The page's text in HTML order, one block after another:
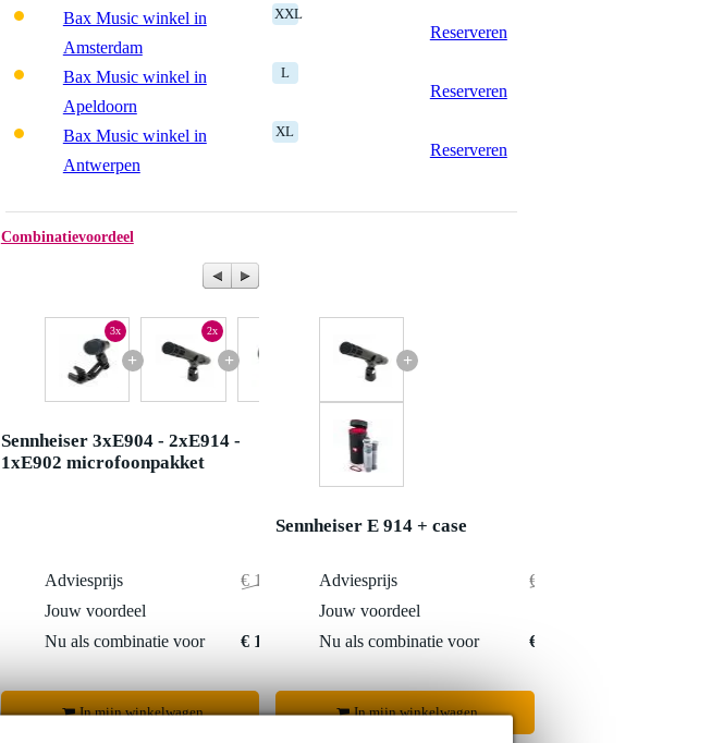
Bax Music winkel in
Amsterdam
XXL
Reserveren
Bax Music winkel in
Apeldoorn
L
Reserveren
Bax Music winkel in
Antwerpen
XL
Reserveren
Combinatievoordeel
+
3x
+
2x
Sennheiser 3xE904 - 2xE914 -
1xE902 microfoonpakket
Adviesprijs
€ 1.366,-
Jouw voordeel
Nu als combinatie voor
€ 1.332,-
In mijn winkelwagen
+
Sennheiser E 914 + case
Adviesprijs
€ 414,-
Jouw voordeel
Nu als combinatie voor
€ 411,-
In mijn winkelwagen